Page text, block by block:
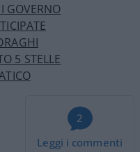
GOVERNO
5 STELLE
2
Leggi i commenti